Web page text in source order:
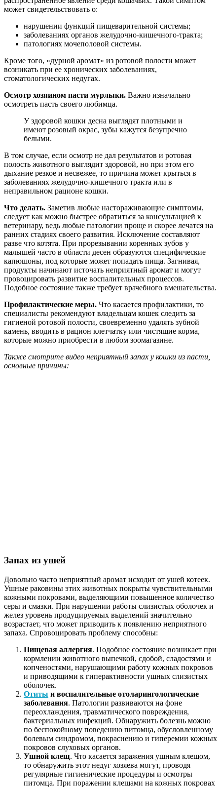
может свидетельствовать о:
нарушении функций пищеварительной системы;
заболеваниях органов желудочно-кишечного-тракта;
патологиях мочеполовой системы.
Кроме того, «дурной аромат» из ротовой полости может
возникать при ее хронических заболеваниях,
стоматологических недугах.
Осмотр хозяином пасти мурлыки. Важно изначально
осмотреть пасть своего любимца.
У здоровой кошки десна выглядят плотными и
имеют розовый окрас, зубы кажутся безупречно
белыми.
В том случае, если осмотр не дал результатов и ротовая
полость животного выглядит здоровой, но при этом его
дыхание резкое и несвежее, то причина может крыться в
заболеваниях желудочно-кишечного тракта или в
неправильном рационе кошки.
Что делать. Заметив любые настораживающие симптомы,
следует как можно быстрее обратиться за консультацией к
ветеринару, ведь любые патологии проще и скорее лечатся на
ранних стадиях своего развития. Исключение составляют
разве что котята. При прорезывании коренных зубов у
малышей часто в области десен образуются специфические
капюшоны, под которые может попадать пища. Загнивая,
продукты начинают источать неприятный аромат и могут
провоцировать развитие воспалительных процессов.
Подобное состояние также требует врачебного вмешательства.
Профилактические меры. Что касается профилактики, то
специалисты рекомендуют владельцам кошек следить за
гигиеной ротовой полости, своевременно удалять зубной
камень, вводить в рацион клетчатку или чистящие корма,
которые можно приобрести в любом зоомагазине.
Также смотрите видео неприятный запах у кошки из пасти,
основные причины:
Запах из ушей
Довольно часто неприятный аромат исходит от ушей котеек.
Ушные раковины этих животных покрыты чувствительными
кожными покровами, выделяющими повышенное количество
серы и смазки. При нарушении работы слизистых оболочек и
желез уровень продуцируемых выделений значительно
возрастает, что может приводить к появлению неприятного
запаха. Спровоцировать проблему способны:
Пищевая аллергия. Подобное состояние возникает при
кормлении животного выпечкой, сдобой, сладостями и
копченостями, нарушающими работу кожных покровов
и приводящими к гиперактивности ушных слизистых
оболочек.
Отиты и воспалительные отоларингологические
заболевания. Патологии развиваются на фоне
переохлаждения, травматического повреждения,
бактериальных инфекций. Обнаружить болезнь можно
по беспокойному поведению питомца, обусловленному
болевым синдромом, покраснению и гиперемии кожных
покровов слуховых органов.
Ушной клещ. Что касается заражения ушным клещом,
то обнаружить этот недуг хозяева могут, проводя
регулярные гигиенические процедуры и осмотры
питомца. При поражении клещами на кожных покровах